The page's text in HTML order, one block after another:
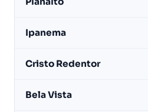
por
LeadJet
Ipanema
Cristo Redentor
Bela Vista